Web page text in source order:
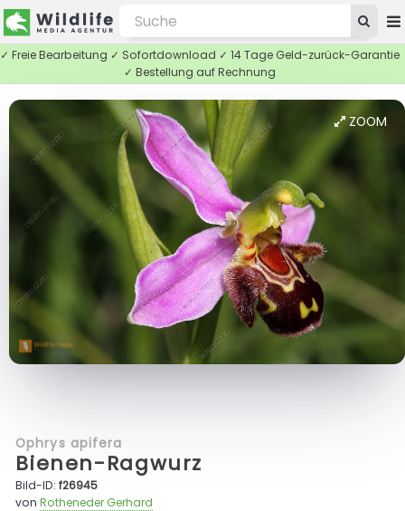
✓ Freie Bearbeitung ✓ Sofortdownload ✓ 14 Tage Geld-zurück-Garantie
✓ Bestellung auf Rechnung
ZOOM
Ophrys apifera
Bienen-Ragwurz
Bild-ID:f26945
vonRotheneder Gerhard